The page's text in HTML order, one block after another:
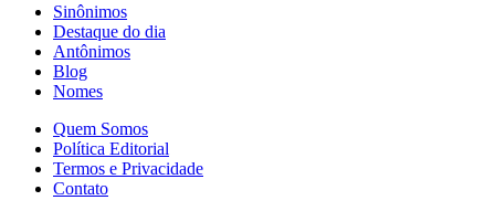
Sinônimos
Destaque do dia
Antônimos
Blog
Nomes
Quem Somos
Política Editorial
Termos e Privacidade
Contato